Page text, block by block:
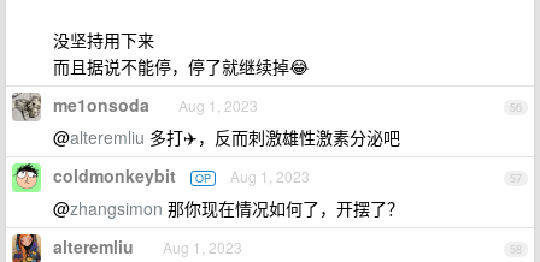
没坚持用下来
而且据说不能停，停了就继续掉😂
56
me1onsoda Aug 1, 2023
@alteremliu 多打✈️，反而刺激雄性激素分泌吧
57
coldmonkeybit OP Aug 1, 2023
@zhangsimon 那你现在情况如何了，开摆了？
58
alteremliu Aug 1, 2023